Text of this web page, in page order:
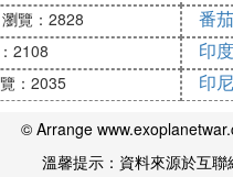
次舉世矚目的戰役，從
發動這場戰場給自己
的曾經的無知買單。
怕越南的全國總動員令，
瀏覽：2828 番
2108 印
：2035 印
© Arrange
溫馨提示：資料來源於互